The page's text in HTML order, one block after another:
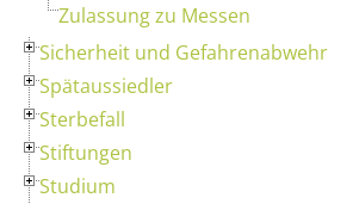
Zulassung zu Messen
Sicherheit und Gefahrenabwehr
Spätaussiedler
Sterbefall
Stiftungen
Studium